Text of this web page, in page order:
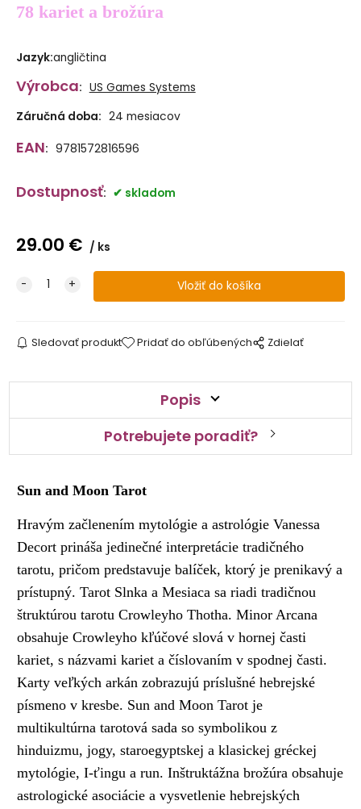
78 kariet a brožúra
Jazyk:angličtina
Výrobca: US Games Systems
Záručná doba: 24 mesiacov
EAN: 9781572816596
Dostupnosť: skladom
29.00 € ks
Sledovať produkt Pridať do obľúbených Zdielať
Popis
Potrebujete poradiť?
Sun and Moon Tarot
Hravým začlenením mytológie a astrológie Vanessa
Decort prináša jedinečné interpretácie tradičného
tarotu, pričom predstavuje balíček, ktorý je prenikavý a
prístupný. Tarot Slnka a Mesiaca sa riadi tradičnou
štruktúrou tarotu Crowleyho Thotha. Minor Arcana
obsahuje Crowleyho kľúčové slová v hornej časti
kariet, s názvami kariet a číslovaním v spodnej časti.
Karty veľkých arkán zobrazujú príslušné hebrejské
písmeno v kresbe. Sun and Moon Tarot je
multikultúrna tarotová sada so symbolikou z
hinduizmu, jogy, staroegyptskej a klasickej gréckej
mytológie, I-ťingu a run. Inštruktážna brožúra obsahuje
astrologické asociácie a vysvetlenie hebrejských